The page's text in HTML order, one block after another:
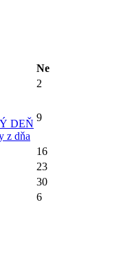
Ne
2
DEŇ
z dňa
9
16
23
30
6